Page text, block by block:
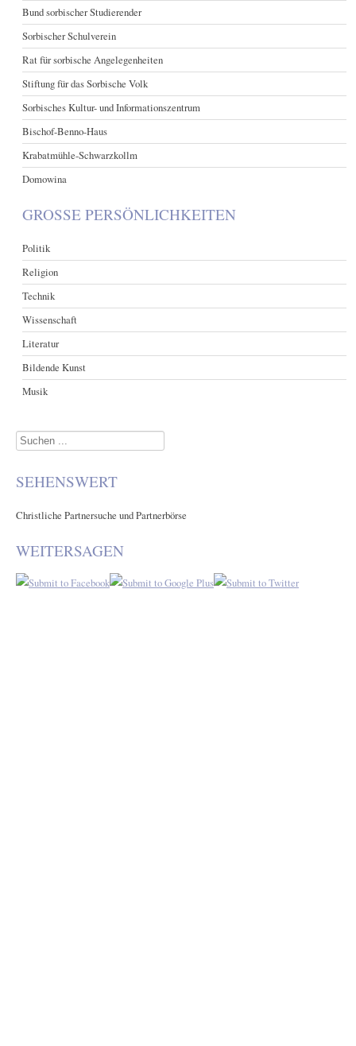
Bund sorbischer Studierender
Sorbischer Schulverein
Rat für sorbische Angelegenheiten
Stiftung für das Sorbische Volk
Sorbisches Kultur- und Informationszentrum
Bischof-Benno-Haus
Krabatmühle-Schwarzkollm
Domowina
GROSSE PERSÖNLICHKEITEN
Politik
Religion
Technik
Wissenschaft
Literatur
Bildende Kunst
Musik
Suchen
SEHENSWERT
Christliche Partnersuche und Partnerbörse
WEITERSAGEN